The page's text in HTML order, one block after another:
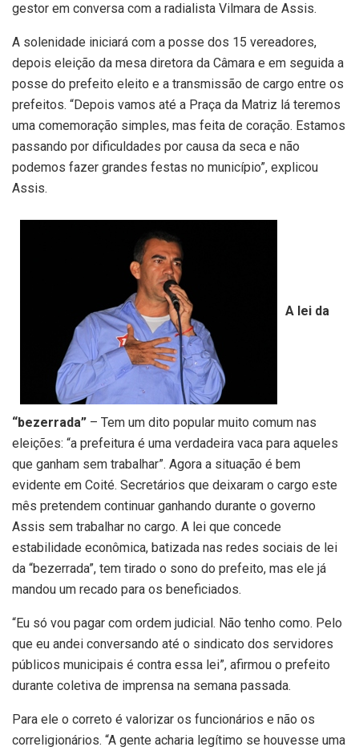
gestor em conversa com a radialista Vilmara de Assis.
A solenidade iniciará com a posse dos 15 vereadores,
depois eleição da mesa diretora da Câmara e em seguida a
posse do prefeito eleito e a transmissão de cargo entre os
prefeitos. “Depois vamos até a Praça da Matriz lá teremos
uma comemoração simples, mas feita de coração. Estamos
passando por dificuldades por causa da seca e não
podemos fazer grandes festas no município”, explicou
Assis.
A lei da
“bezerrada” – Tem um dito popular muito comum nas
eleições: “a prefeitura é uma verdadeira vaca para aqueles
que ganham sem trabalhar”. Agora a situação é bem
evidente em Coité. Secretários que deixaram o cargo este
mês pretendem continuar ganhando durante o governo
Assis sem trabalhar no cargo. A lei que concede
estabilidade econômica, batizada nas redes sociais de lei
da “bezerrada”, tem tirado o sono do prefeito, mas ele já
mandou um recado para os beneficiados.
“Eu só vou pagar com ordem judicial. Não tenho como. Pelo
que eu andei conversando até o sindicato dos servidores
públicos municipais é contra essa lei”, afirmou o prefeito
durante coletiva de imprensa na semana passada.
Para ele o correto é valorizar os funcionários e não os
correligionários. “A gente acharia legítimo se houvesse uma